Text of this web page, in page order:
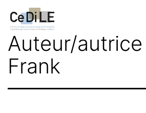
au
contenu
CeDiLE
Auteur/autrice
Frank